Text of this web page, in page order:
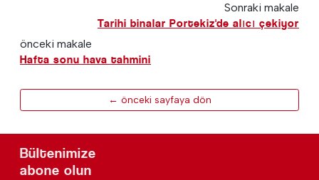
Sonraki makale
Tarihi binalar Portekiz'de alıcı çekiyor
önceki makale
Hafta sonu hava tahmini
← önceki sayfaya dön
Bültenimize
abone olun